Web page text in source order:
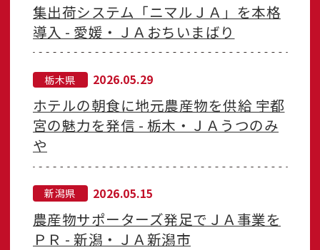
集出荷システム「ニマルＪＡ」を本格
導入 - 愛媛・ＪＡおちいまばり
栃木県 2026.05.29
ホテルの朝食に地元農産物を供給 宇都
宮の魅力を発信 - 栃木・ＪＡうつのみ
や
新潟県 2026.05.15
農産物サポーターズ発足でＪＡ事業を
ＰＲ - 新潟・ＪＡ新潟市